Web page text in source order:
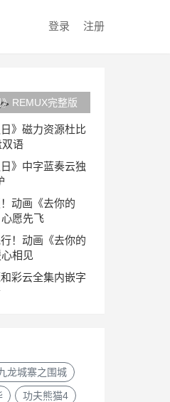
登录 注册
REMUX完整版
网盘
》磁力资源杜比
双语
》中字蓝奏云独
动画《去你的
愿先飞
！动画《去你的
相见
彩云全集内嵌字
龙城寨之围城
功夫熊猫4